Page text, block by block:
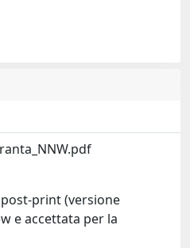
print (versione
e accettata per la